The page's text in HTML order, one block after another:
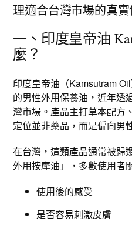
理適合台灣市場的真
一、印度皇帝油
麼？
印度皇帝油（Kamsutram Oil
的男性外用保養油，近年透
灣市場。產品主打草本配方
定位並非藥品，而是偏向男
在台灣，這類產品通常被歸
外用按摩油」，多數使用者
使用後的感受
是否容易刺激皮膚